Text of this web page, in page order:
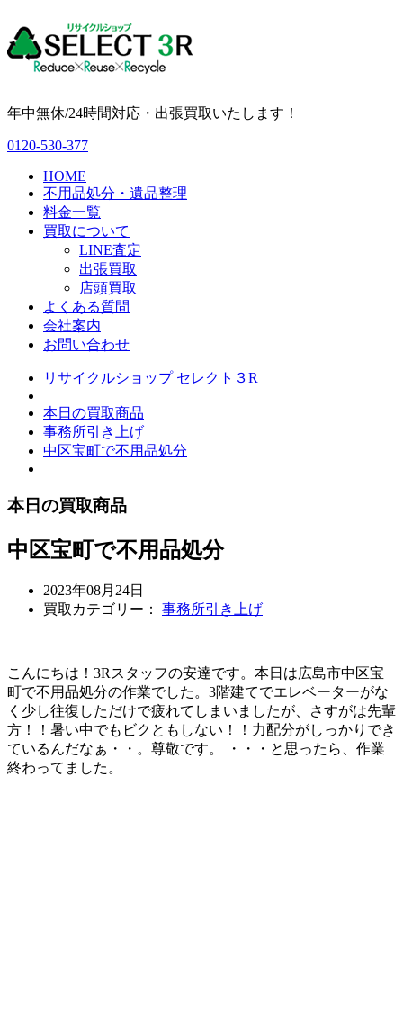
年中無休/24時間対応・出張買取いたします！
0120-530-377
HOME
不用品処分・遺品整理
料金一覧
買取について
LINE査定
出張買取
店頭買取
よくある質問
会社案内
お問い合わせ
リサイクルショップ セレクト３R
本日の買取商品
事務所引き上げ
中区宝町で不用品処分
本日の買取商品
中区宝町で不用品処分
2023年08月24日
買取カテゴリー： 事務所引き上げ
こんにちは！3Rスタッフの安達です。本日は広島市中区宝
町で不用品処分の作業でした。3階建てでエレベーターがな
く少し往復しただけで疲れてしまいましたが、さすがは先輩
方！！暑い中でもビクともしない！！力配分がしっかりでき
ているんだなぁ・・。尊敬です。 ・・・と思ったら、作業
終わってました。